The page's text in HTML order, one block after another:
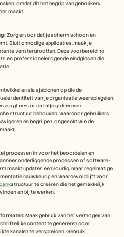
omdat dit het begrip van gebruikers
maakt.
Zorg ervoor dat je scherm schoon en
Sluit onnodige applicaties, maak je
venstergrootten. Deze voorbereiding
en professioneler ogende eindgidsen die
en sla sjablonen op die de
identiteit van je organisatie weerspiegelen.
zorgt ervoor dat al je gidsen een
structuur behouden, waardoor gebruikers
en begrijpen, ongeacht wie de
processen in voor het beoordelen en
onderliggende processen of software-
maakt updates eenvoudig, maar regelmatige
nauwkeurig en waardevol blijft voor
structuur te creëren die het gemakkelijk
en bij te werken.
Maak gebruik van het vermogen van
content te genereren door
kanalen te verspreiden. Gebruik